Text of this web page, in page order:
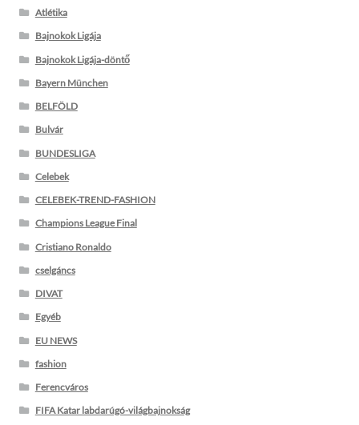
Atlétika
Bajnokok Ligája
Bajnokok Ligája-döntő
Bayern München
BELFÖLD
Bulvár
BUNDESLIGA
Celebek
CELEBEK-TREND-FASHION
Champions League Final
Cristiano Ronaldo
cselgáncs
DIVAT
Egyéb
EU NEWS
fashion
Ferencváros
FIFA Katar labdarúgó-világbajnokság